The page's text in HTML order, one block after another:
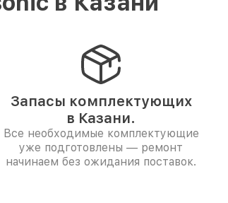
Запасы комплектующих
в Казани.
Все необходимые комплектующие
уже подготовлены — ремонт
начинаем без ожидания поставок.